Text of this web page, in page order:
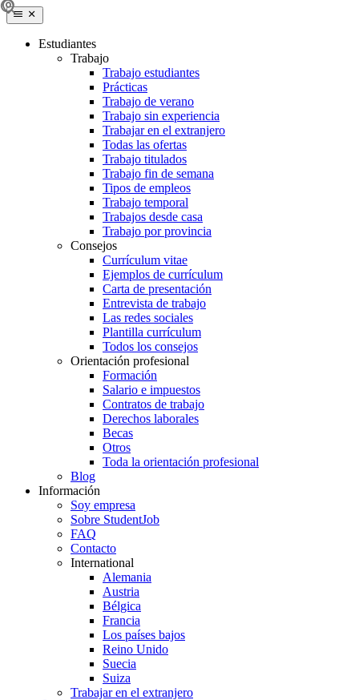
Estudiantes
Trabajo
Trabajo estudiantes
Prácticas
Trabajo de verano
Trabajo sin experiencia
Trabajar en el extranjero
Todas las ofertas
Trabajo titulados
Trabajo fin de semana
Tipos de empleos
Trabajo temporal
Trabajos desde casa
Trabajo por provincia
Consejos
Currículum vitae
Ejemplos de currículum
Carta de presentación
Entrevista de trabajo
Las redes sociales
Plantilla currículum
Todos los consejos
Orientación profesional
Formación
Salario e impuestos
Contratos de trabajo
Derechos laborales
Becas
Otros
Toda la orientación profesional
Blog
Información
Soy empresa
Sobre StudentJob
FAQ
Contacto
International
Alemania
Austria
Bélgica
Francia
Los países bajos
Reino Unido
Suecia
Suiza
Trabajar en el extranjero